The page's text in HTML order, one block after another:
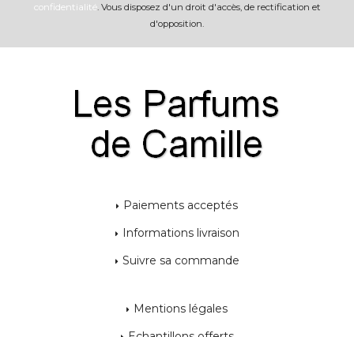
confidentialité. Vous disposez d'un droit d'accès, de rectification et
d'opposition.
Paiements acceptés
Informations livraison
Suivre sa commande
Mentions légales